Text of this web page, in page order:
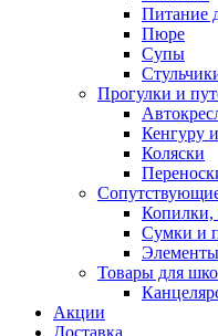
Питание
Пюре
Супы
Прогулки и
Кенгуру
Коляски
Копилки,
Сумки и
Товары для
Акции
Доставка